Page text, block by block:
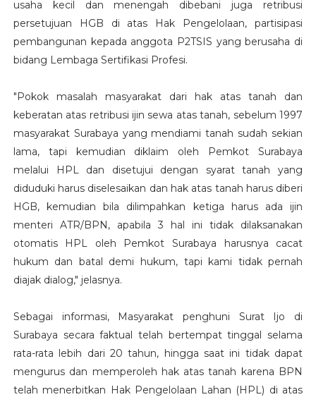
usaha kecil dan menengah dibebani juga retribusi
persetujuan HGB di atas Hak Pengelolaan, partisipasi
pembangunan kepada anggota P2TSIS yang berusaha di
bidang Lembaga Sertifikasi Profesi.
"Pokok masalah masyarakat dari hak atas tanah dan
keberatan atas retribusi ijin sewa atas tanah, sebelum 1997
masyarakat Surabaya yang mendiami tanah sudah sekian
lama, tapi kemudian diklaim oleh Pemkot Surabaya
melalui HPL dan disetujui dengan syarat tanah yang
diduduki harus diselesaikan dan hak atas tanah harus diberi
HGB, kemudian bila dilimpahkan ketiga harus ada ijin
menteri ATR/BPN, apabila 3 hal ini tidak dilaksanakan
otomatis HPL oleh Pemkot Surabaya harusnya cacat
hukum dan batal demi hukum, tapi kami tidak pernah
diajak dialog," jelasnya.
Sebagai informasi, Masyarakat penghuni Surat Ijo di
Surabaya secara faktual telah bertempat tinggal selama
rata-rata lebih dari 20 tahun, hingga saat ini tidak dapat
mengurus dan memperoleh hak atas tanah karena BPN
telah menerbitkan Hak Pengelolaan Lahan (HPL) di atas